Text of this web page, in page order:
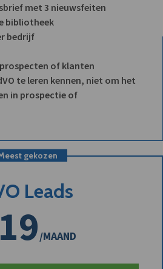
met 3 nieuwsfeiten
bibliotheek
bedrijf
of klanten
te leren kennen, niet om het
in prospectie of
gekozen
Leads
/MAAND